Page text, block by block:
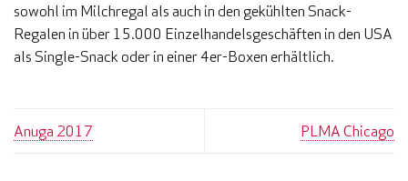
sowohl im Milchregal als auch in den gekühlten Snack-
Regalen in über 15.000 Einzelhandelsgeschäften in den USA
als Single-Snack oder in einer 4er-Boxen erhältlich.
Anuga 2017 PLMA Chicago